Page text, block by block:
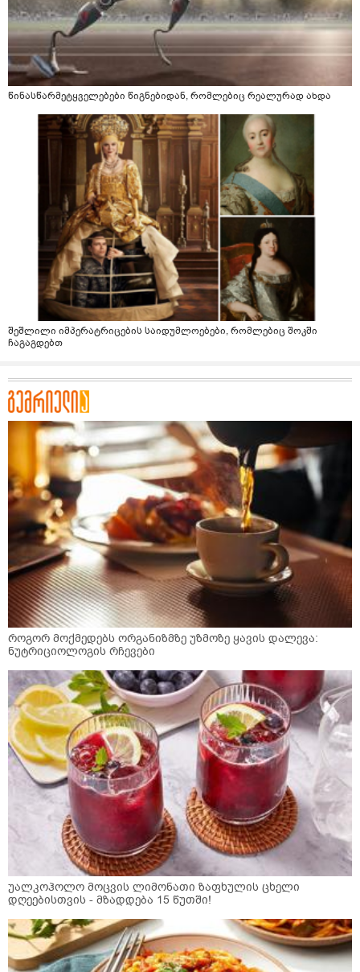
წინასწარმეტყველებები წიგნებიდან, რომლებიც რეალურად ახდა
შეშლილი იმპერატრიცების საიდუმლოებები, რომლებიც შოკში
ჩაგაგდებთ
როგორ მოქმედებს ორგანიზმზე უზმოზე ყავის დალევა:
ნუტრიციოლოგის რჩევები
უალკოჰოლო მოცვის ლიმონათი ზაფხულის ცხელი
დღეებისთვის - მზადდება 15 წუთში!